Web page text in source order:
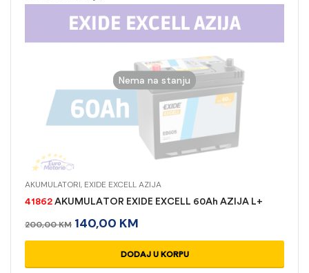
Nema na stanju
AKUMULATORI, EXIDE EXCELL AZIJA
41862 AKUMULATOR EXIDE EXCELL 60Ah AZIJA L+
200,00KM 140,00 KM
READ MORE